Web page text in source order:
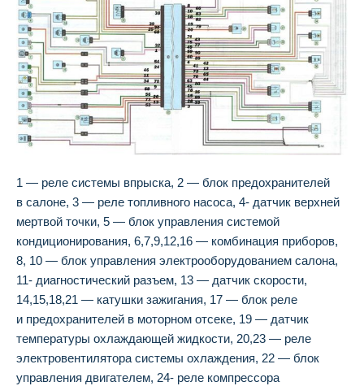
1 — реле системы впрыска, 2 — блок предохранителей
в салоне, 3 — реле топливного насоса, 4- датчик верхней
мертвой точки, 5 — блок управления системой
кондиционирования, 6,7,9,12,16 — комбинация приборов,
8, 10 — блок управления электрооборудованием салона,
11- диагностический разъем, 13 — датчик скорости,
14,15,18,21 — катушки зажигания, 17 — блок реле
и предохранителей в моторном отсеке, 19 — датчик
температуры охлаждающей жидкости, 20,23 — реле
электровентилятора системы охлаждения, 22 — блок
управления двигателем, 24- реле компрессора